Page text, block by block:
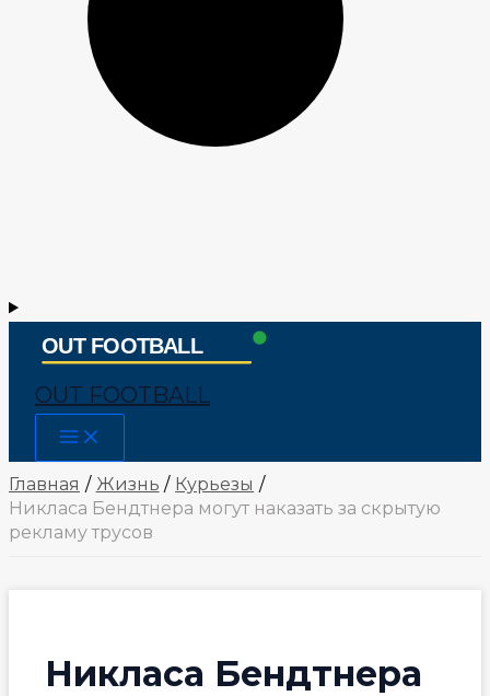
OUT FOOTBALL
Main
Menu
Главная
Жизнь
Курьезы
Никласа Бендтнера могут наказать за скрытую
рекламу трусов
Никласа Бендтнера